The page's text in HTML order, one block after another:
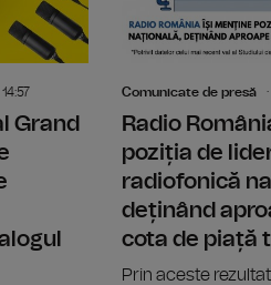
Grand
Comunicate de presă
Radio
poziția de
radiofonică
deținând
cota de piață
Prin aceste